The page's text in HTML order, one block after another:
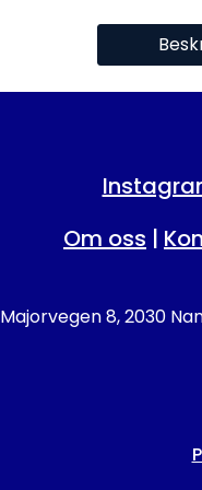
Om oss |
Majorvegen 8, 2030